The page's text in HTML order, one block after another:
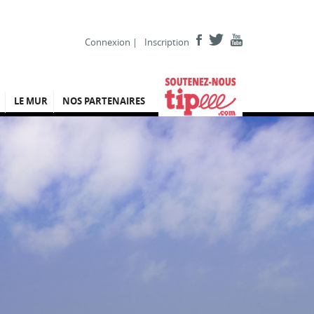
Connexion | Inscription
LE MUR NOS PARTENAIRES